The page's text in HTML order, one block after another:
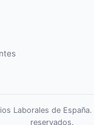
Laborales de
reservados.